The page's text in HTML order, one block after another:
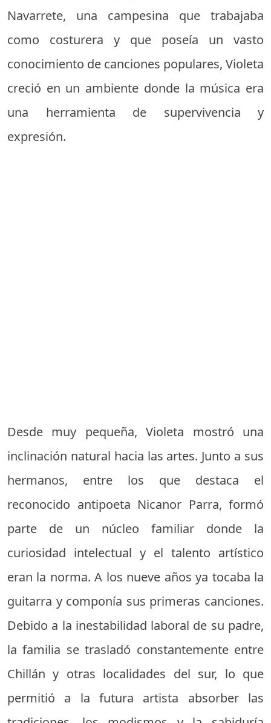
Navarrete, una campesina que trabajaba
como costurera y que poseía un vasto
conocimiento de canciones populares, Violeta
creció en un ambiente donde la música era
una herramienta de supervivencia y
expresión.
Desde muy pequeña, Violeta mostró una
inclinación natural hacia las artes. Junto a sus
hermanos, entre los que destaca el
reconocido antipoeta Nicanor Parra, formó
parte de un núcleo familiar donde la
curiosidad intelectual y el talento artístico
eran la norma. A los nueve años ya tocaba la
guitarra y componía sus primeras canciones.
Debido a la inestabilidad laboral de su padre,
la familia se trasladó constantemente entre
Chillán y otras localidades del sur, lo que
permitió a la futura artista absorber las